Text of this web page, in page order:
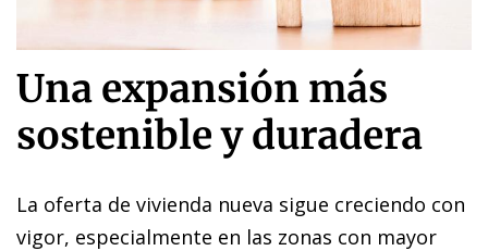
Una expansión más
sostenible y duradera
La oferta de vivienda nueva sigue creciendo con
vigor, especialmente en las zonas con mayor